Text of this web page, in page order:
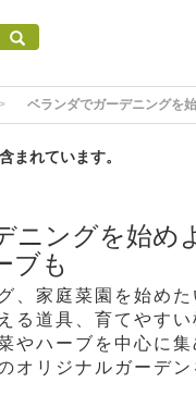
ベランダでガーデニングを
まれています。
ニングを始め
ブも
、家庭菜園を始め
る道具、育てやす
やハーブを中心に
オリジナルガーデン